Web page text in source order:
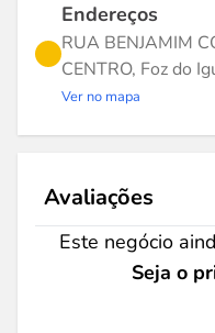
Endereços
RUA BENJAMIM
CENTRO, Foz do
Ver no mapa
Avaliações
Este negócio
Seja o